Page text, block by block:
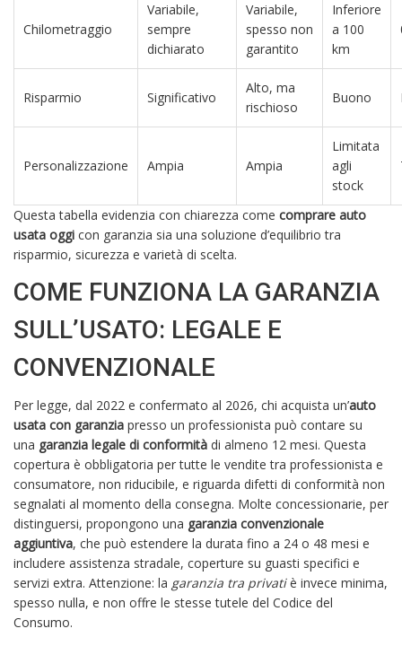
Chilometraggio
Variabile,
sempre
dichiarato
Variabile,
spesso non
garantito
Inferiore
a 100
km
Risparmio Significativo
Alto, ma
rischioso
Buono
Personalizzazione Ampia Ampia
Limitata
agli
stock
Questa tabella evidenzia con chiarezza come comprare auto
usata oggi con garanzia sia una soluzione d’equilibrio tra
risparmio, sicurezza e varietà di scelta.
COME FUNZIONA LA GARANZIA
SULL’USATO: LEGALE E
CONVENZIONALE
Per legge, dal 2022 e confermato al 2026, chi acquista un’auto
usata con garanzia presso un professionista può contare su
una garanzia legale di conformità di almeno 12 mesi. Questa
copertura è obbligatoria per tutte le vendite tra professionista e
consumatore, non riducibile, e riguarda difetti di conformità non
segnalati al momento della consegna. Molte concessionarie, per
distinguersi, propongono una garanzia convenzionale
aggiuntiva, che può estendere la durata fino a 24 o 48 mesi e
includere assistenza stradale, coperture su guasti specifici e
servizi extra. Attenzione: la garanzia tra privatiè invece minima,
spesso nulla, e non offre le stesse tutele del Codice del
Consumo.